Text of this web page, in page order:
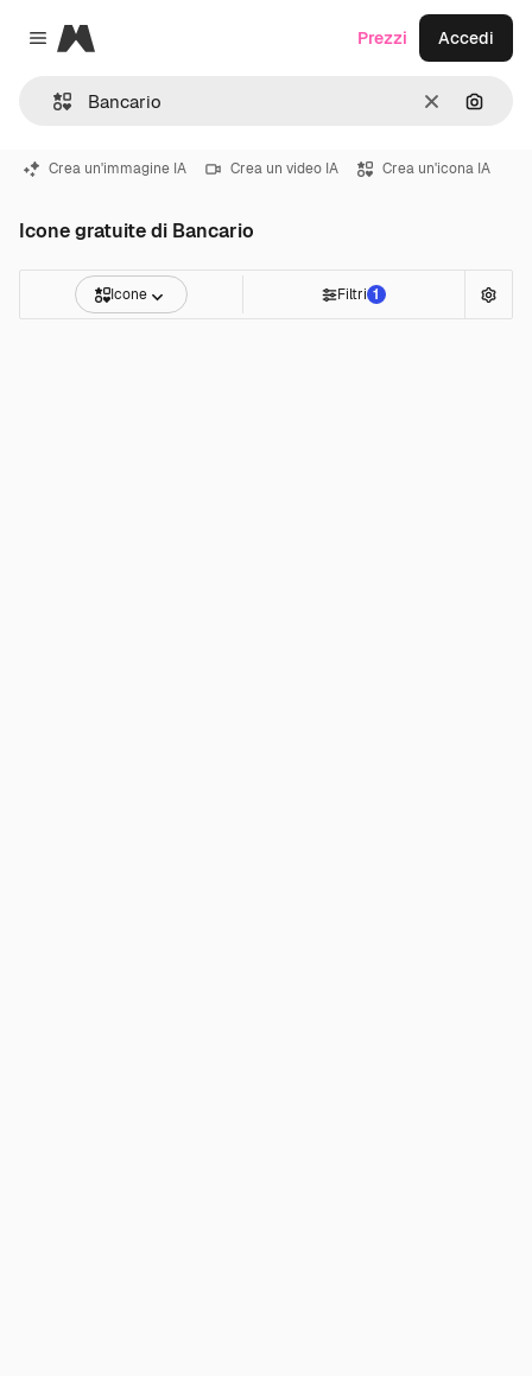
Close menu
Magnific
CancellaCerca
Prezzi Accedi
Crea un'immagine IA Crea un video IA Crea un'icona IA
Icone gratuite di Bancario
Icone Filtri 1